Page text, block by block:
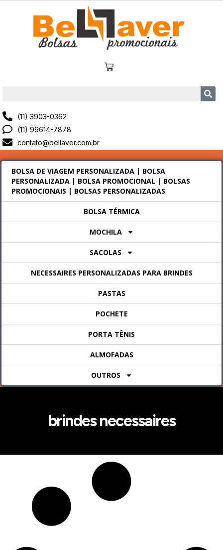
(11) 3903-0362
(11) 99614-7878
contato@bellaver.com.br
BOLSA DE VIAGEM PERSONALIZADA | BOLSA
PERSONALIZADA | BOLSA PROMOCIONAL | BOLSAS
PROMOCIONAIS | BOLSAS PERSONALIZADAS
BOLSA TÉRMICA
MOCHILA
SACOLAS
NECESSAIRES PERSONALIZADAS PARA BRINDES
PASTAS
POCHETE
PORTA TÊNIS
ALMOFADAS
OUTROS
brindes necessaires